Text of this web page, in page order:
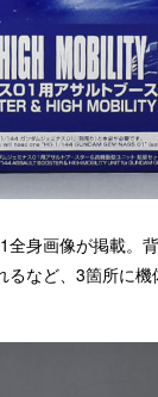
身画像が掲載。
るなど、3箇所に